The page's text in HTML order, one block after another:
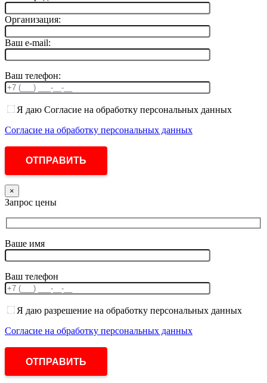
Организация:
Ваш e-mail:
Ваш телефон:
Я даю Согласие на обработку персональных данных
Согласие на обработку персональных данных
×
Запрос цены
Ваше имя
Ваш телефон
Я даю разрешение на обработку персональных данных
Согласие на обработку персональных данных